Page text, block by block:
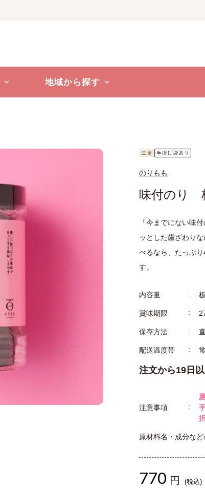
地域から探す
のりもも
味付のり
「今までにない味
ッとした歯ざわり
べるなら、たっぷ
す。
内容量
賞味期限
保存方法
配送温度帯
注文から19日
注意事項
原材料名・成分な
770 円 (税込)